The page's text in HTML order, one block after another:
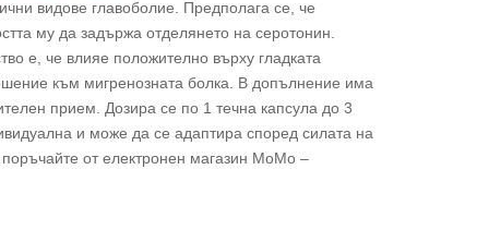
видове главоболие. Предполага се, че
му да задържа отделянето на серотонин.
е, че влияе положително върху гладката
към мигренозната болка. В допълнение има
прием. Дозира се по 1 течна капсула до 3
и може да се адаптира според силата на
от електронен магазин МоМо –